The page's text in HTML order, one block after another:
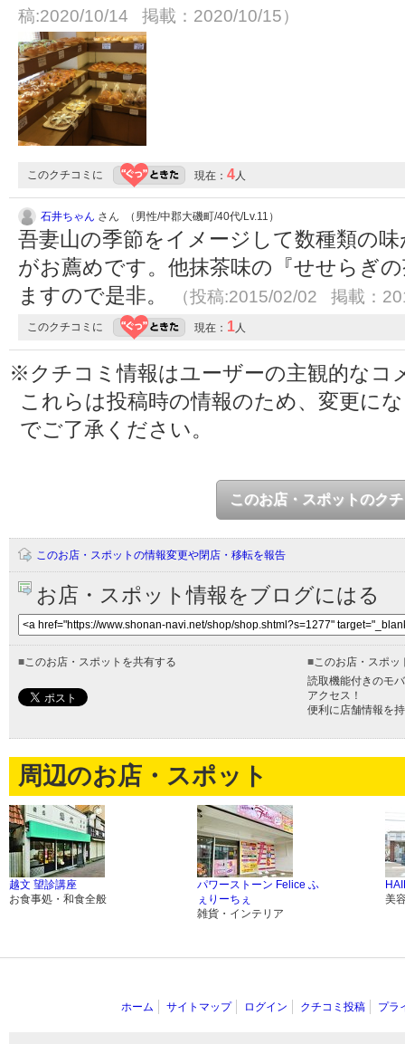
稿:2020/10/14 掲載：2020/10/15）
このクチコミに 現在： 4人
石井ちゃん さん （男性/中郡大磯町/40代/Lv.11）
吾妻山の季節をイメージして数種類の
がお薦めです。他抹茶味の『せせらぎ
ますので是非。
（投稿:2015/02/02 掲載：
このクチコミに 現在： 1人
※クチコミ情報はユーザーの主観的なコ
これらは投稿時の情報のため、変更に
でご了承ください。
このお店・スポットのク
このお店・スポットの情報変更や閉店・移転を報告
お店・スポット情報をブログにはる
■このお店・スポットを共有する ■このお店・スポッ
読取機能付きのモ
アクセス！
便利に店舗情報を
周辺のお店・スポット
越文 望診講座
お食事処・和食全般
パワーストーン Felice ふ
ぇりーちぇ
雑貨・インテリア
美
ホーム サイトマップ ログイン クチコミ投稿 プラ